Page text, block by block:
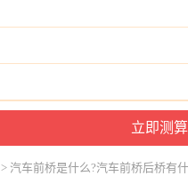
> 汽车前桥是什么?汽车前桥后桥有